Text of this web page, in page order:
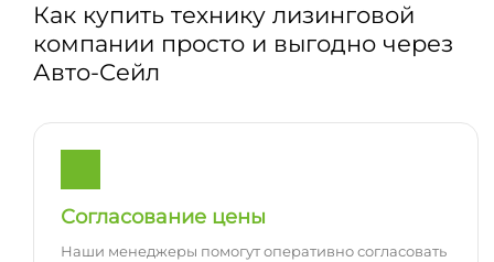
Как купить технику лизинговой
компании просто и выгодно через
Авто-Сейл
Согласование цены
Наши менеджеры помогут оперативно согласовать